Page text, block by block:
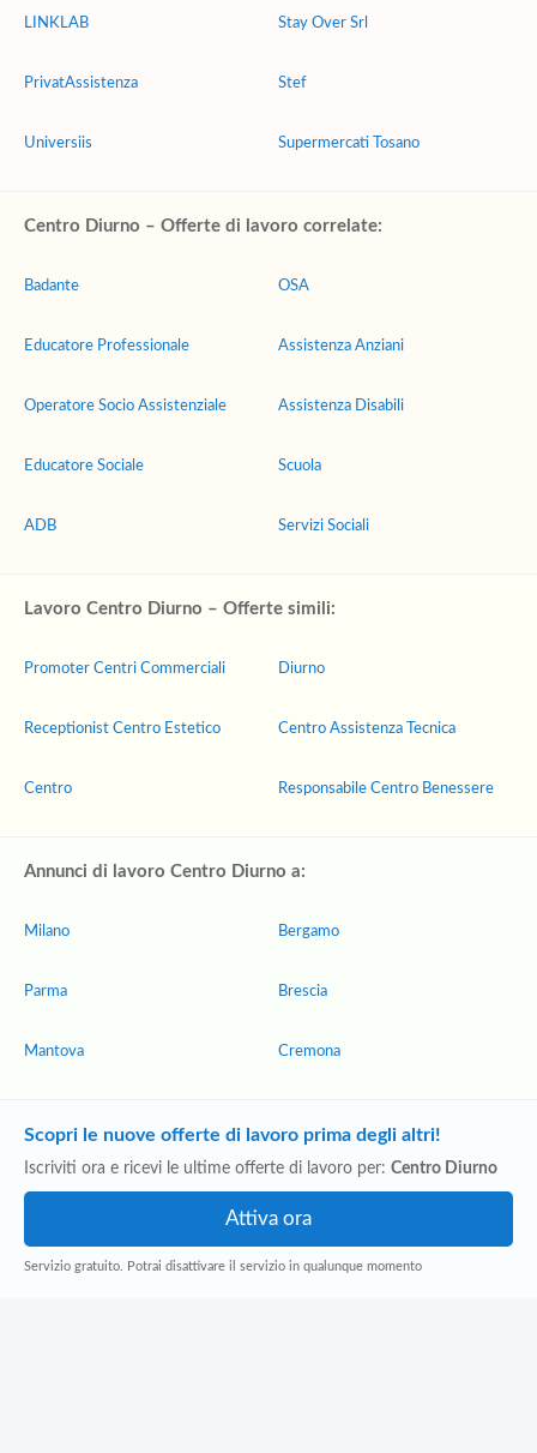
LINKLAB
PrivatAssistenza
Universiis
Stay Over Srl
Stef
Supermercati Tosano
Centro Diurno – Offerte di lavoro correlate:
Badante
Educatore Professionale
Operatore Socio Assistenziale
Educatore Sociale
ADB
OSA
Assistenza Anziani
Assistenza Disabili
Scuola
Servizi Sociali
Lavoro Centro Diurno – Offerte simili:
Promoter Centri Commerciali
Receptionist Centro Estetico
Centro
Diurno
Centro Assistenza Tecnica
Responsabile Centro Benessere
Annunci di lavoro Centro Diurno a:
Milano
Parma
Mantova
Bergamo
Brescia
Cremona
Scopri le nuove offerte di lavoro prima degli altri!
Iscriviti ora e ricevi le ultime offerte di lavoro per: Centro Diurno
Servizio gratuito. Potrai disattivare il servizio in qualunque momento